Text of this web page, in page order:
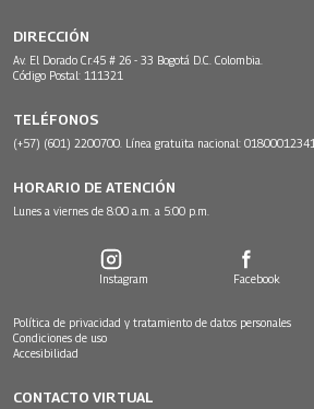
DIRECCIÓN
Av. El Dorado Cr.45 # 26 - 33 Bogotá D.C. Colombia.
Código Postal: 111321
TELÉFONOS
(+57) (601) 2200700. Línea gratuita nacional:
HORARIO DE ATENCIÓN
Lunes a viernes de 8:00 a.m. a 5:00 p.m.
Instagram Facebook
Política de privacidad y tratamiento de datos personales
Condiciones de uso
Accesibilidad
CONTACTO VIRTUAL